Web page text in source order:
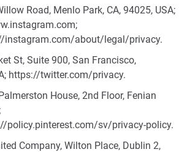
Road, Menlo Park, CA, 94025, USA;
;
instagram.com/about/legal/privacy.
St, Suite 900, San Francisco,
https://twitter.com/privacy.
House, 2nd Floor, Fenian
policy.pinterest.com/sv/privacy-policy.
Company, Wilton Place, Dublin 2,